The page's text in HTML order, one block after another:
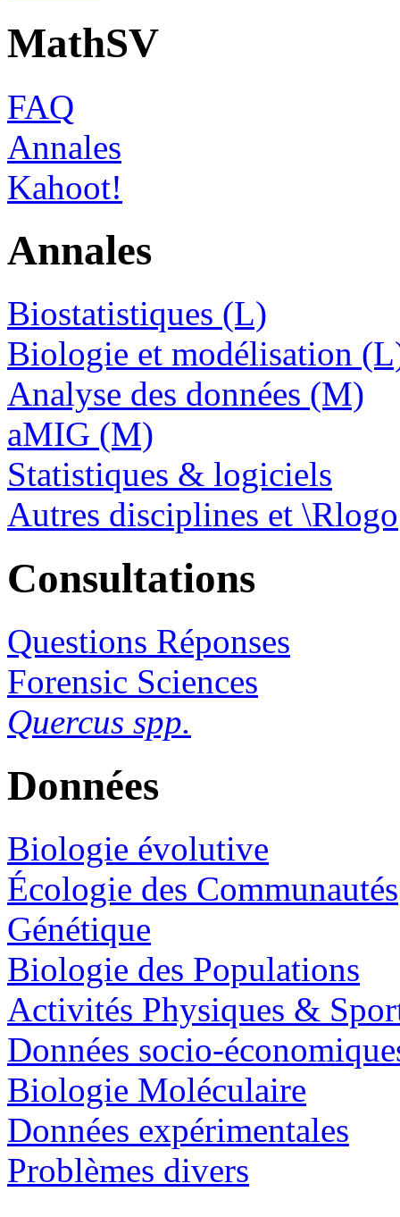
MathSV
FAQ
Annales
Kahoot!
Annales
Biostatistiques (L)
Biologie et modélisation
Analyse des données (M)
aMIG (M)
Statistiques & logiciels
Autres disciplines et \Rlogo
Consultations
Questions Réponses
Forensic Sciences
Quercus spp.
Données
Biologie évolutive
Écologie des Communautés
Génétique
Biologie des Populations
Activités Physiques &
Données socio-
Biologie Moléculaire
Données expérimentales
Problèmes divers